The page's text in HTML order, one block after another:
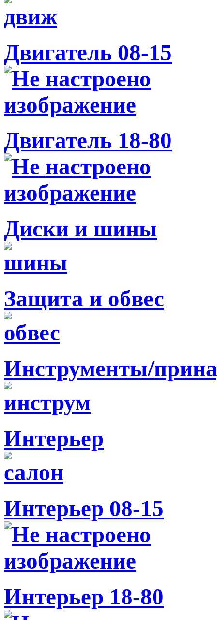
Двигатель 08-15
Двигатель 18-80
Диски и шины
Защита и обвес
Инструменты/
Интерьер
Интерьер 08-15
Интерьер 18-80